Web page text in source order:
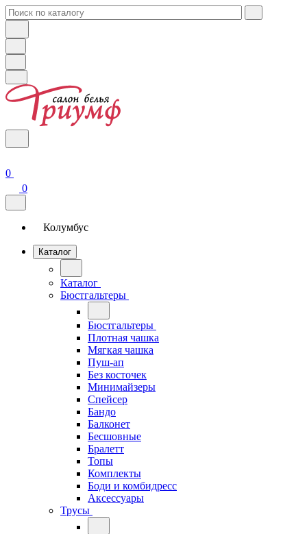
0
0
Колумбус
Каталог
Каталог
Бюстгальтеры
Бюстгальтеры
Плотная чашка
Мягкая чашка
Пуш-ап
Без косточек
Минимайзеры
Спейсер
Бандо
Балконет
Бесшовные
Бралетт
Топы
Комплекты
Боди и комбидресс
Аксессуары
Трусы